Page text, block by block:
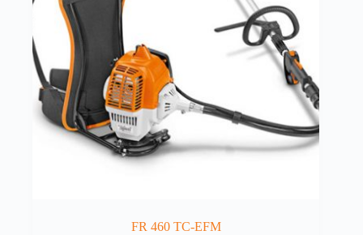
FR 460 TC-EFM